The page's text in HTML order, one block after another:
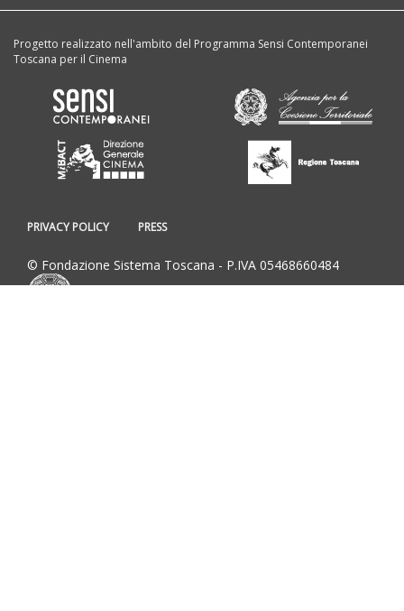
Progetto realizzato nell'ambito del Programma Sensi Contemporanei
Toscana per il Cinema
PRIVACY POLICY PRESS
© Fondazione Sistema Toscana - P.IVA 05468660484